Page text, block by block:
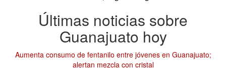
Últimas noticias sobre
Guanajuato hoy
Aumenta consumo de fentanilo entre jóvenes en Guanajuato;
alertan mezcla con cristal